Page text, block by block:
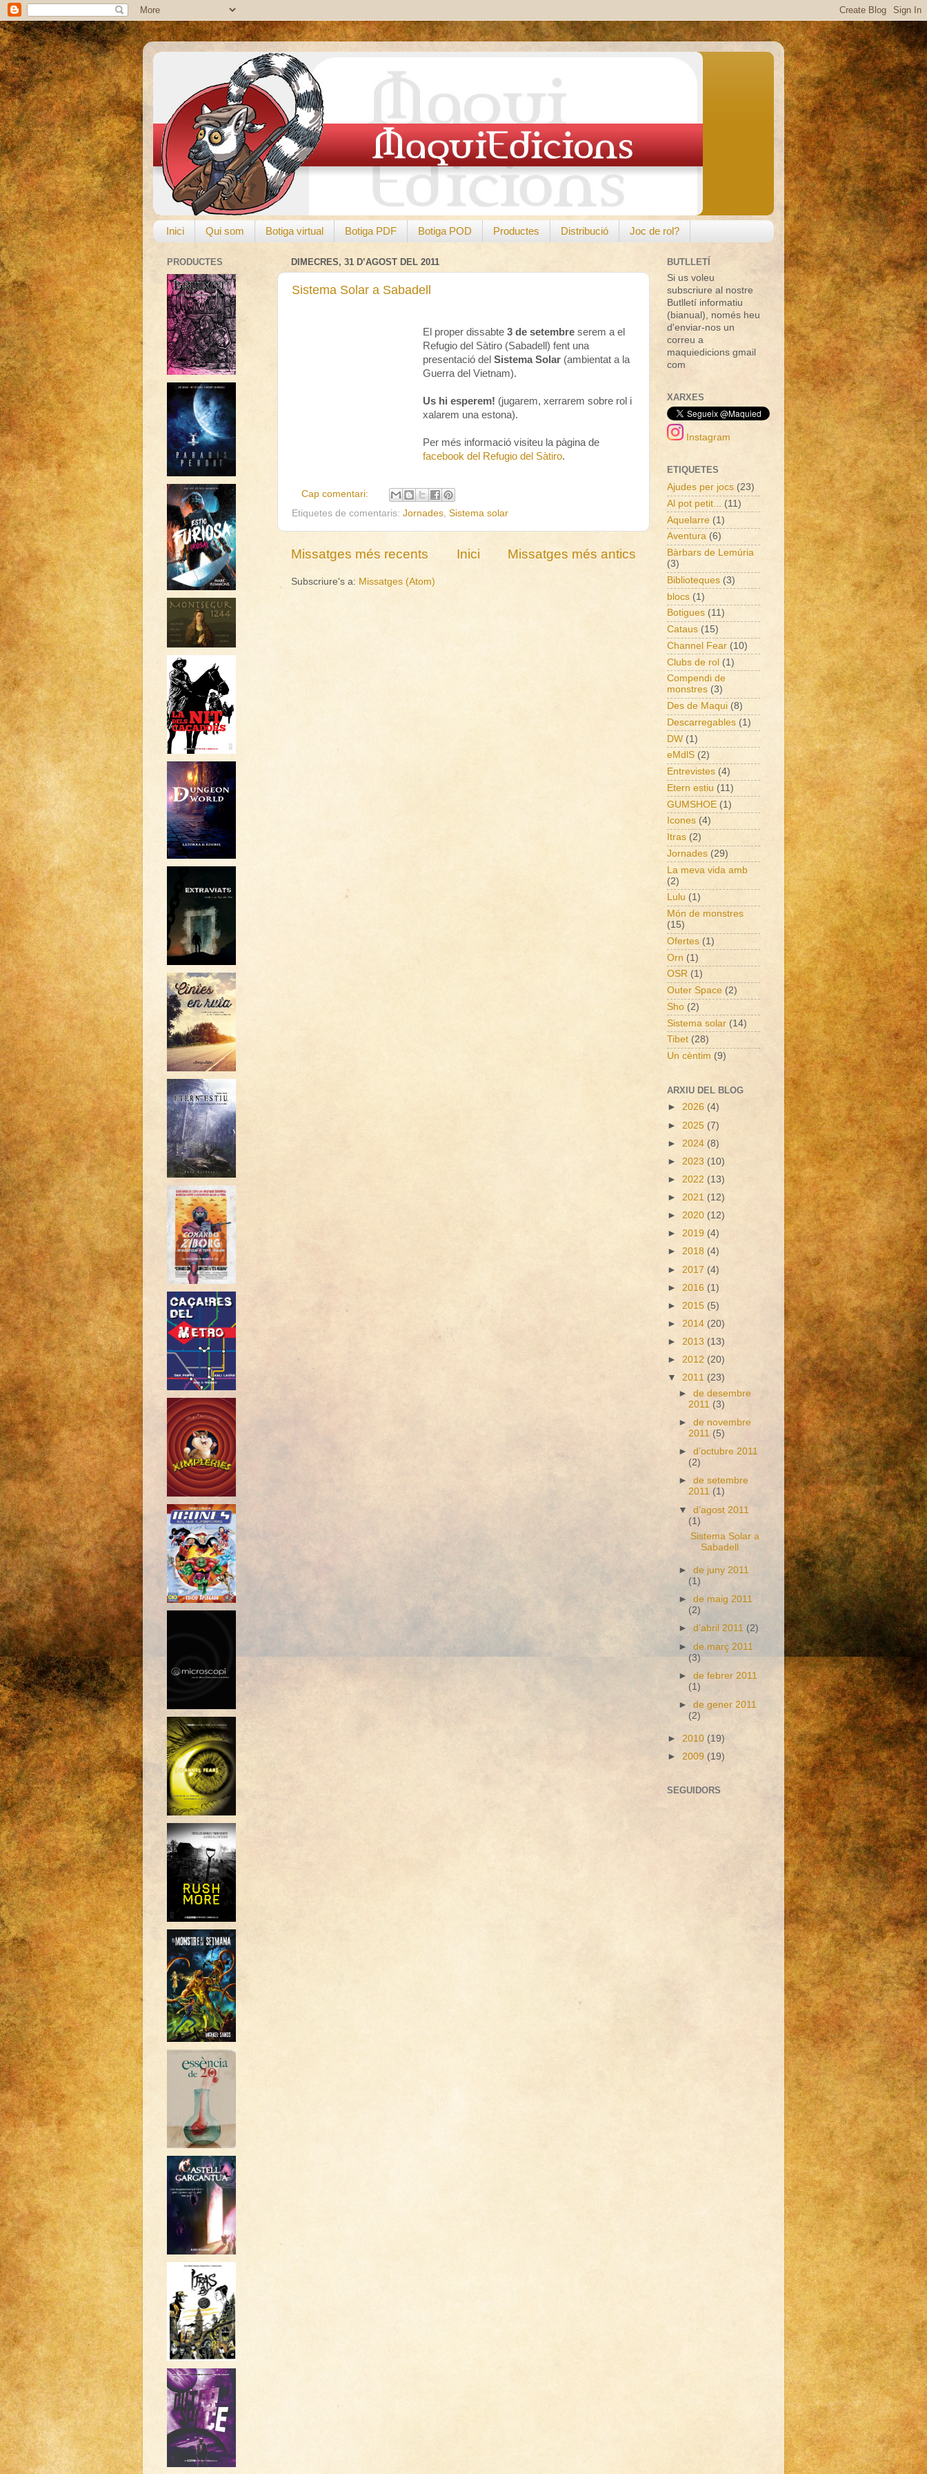
Inici Qui som Botiga virtual Botiga PDF Botiga POD Productes Distribució Joc de rol?
DIMECRES, 31 D’AGOST DEL 2011
Sistema Solar a Sabadell
El proper dissabte 3 de setembre serem a el
Refugio del Sàtiro (Sabadell) fent una
presentació del Sistema Solar (ambientat a la
Guerra del Vietnam).
Us hi esperem! (jugarem, xerrarem sobre rol i
xalarem una estona).
Per més informació visiteu la pàgina de
facebook del Refugio del Sàtiro.
Cap comentari:
Etiquetes de comentaris: Jornades Sistema solar
Missatges més recents Missatges més antics
Inici
Subscriure's a: Missatges (Atom)
PRODUCTES
BUTLLETÍ
Si us voleu
subscriure al nostre
Butlletí informatiu
(bianual), només heu
d'enviar-nos un
correu a
maquiedicions gmail
com
XARXES
Instagram
ETIQUETES
Ajudes per jocs (23)
Al pot petit...
(11)
Aquelarre (1)
Aventura (6)
Bàrbars de Lemúria
(3)
Biblioteques (3)
blocs (1)
Botigues (11)
Cataus (15)
Channel Fear (10)
Clubs de rol (1)
Compendi de
monstres (3)
Des de Maqui (8)
Descarregables (1)
DW (1)
eMdlS (2)
Entrevistes (4)
Etern estiu (11)
GUMSHOE (1)
Icones (4)
Itras (2)
Jornades (29)
La meva vida amb
(2)
Lulu (1)
Món de monstres
(15)
Ofertes (1)
Orn (1)
OSR (1)
Outer Space (2)
Sho (2)
Sistema solar (14)
Tibet (28)
Un cèntim (9)
ARXIU DEL BLOG
► 2026 (4)
► 2025 (7)
► 2024 (8)
► 2023 (10)
► 2022 (13)
► 2021 (12)
► 2020 (12)
► 2019 (4)
► 2018 (4)
► 2017 (4)
► 2016 (1)
► 2015 (5)
► 2014 (20)
► 2013 (13)
► 2012 (20)
▼ 2011 (23)
►de desembre
2011 (3)
►de novembre
2011 (5)
►d’octubre 2011
(2)
►de setembre
2011 (1)
▼d’agost 2011
(1)
Sistema Solar a
Sabadell
►de juny 2011
(1)
►de maig 2011
(2)
►d’abril 2011 (2)
►de març 2011
(3)
►de febrer 2011
(1)
►de gener 2011
(2)
► 2010 (19)
► 2009 (19)
SEGUIDORS